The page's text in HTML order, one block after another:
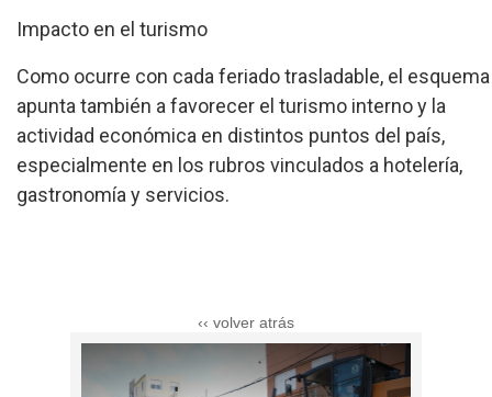
Impacto en el turismo
Como ocurre con cada feriado trasladable, el esquema
apunta también a favorecer el turismo interno y la
actividad económica en distintos puntos del país,
especialmente en los rubros vinculados a hotelería,
gastronomía y servicios.
‹‹ volver atrás